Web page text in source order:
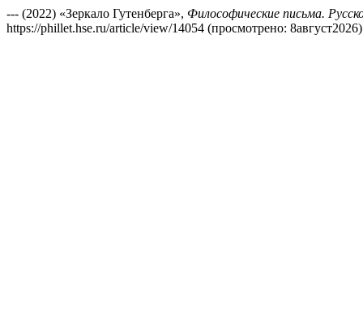
--- (2022) «Зеркало Гутенберга», Философические письма.
https://phillet.hse.ru/article/view/14054 (просмотрено: